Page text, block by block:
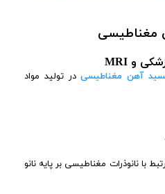
مغناطیسی
آهن مغناطیسیدر تولید مواد
مرتبط با نانوذرات مغناطیسی بر پایه نانو